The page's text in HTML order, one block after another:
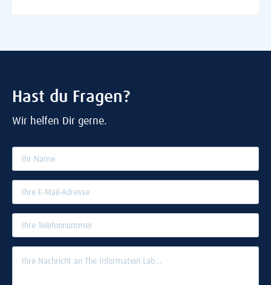
Hast du Fragen?
Wir helfen Dir gerne.